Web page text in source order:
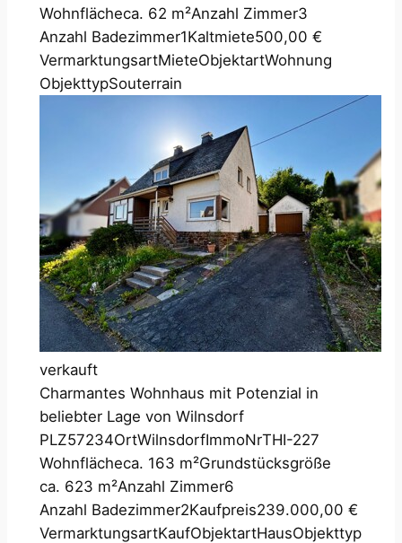
Wohnflächeca. 62 m²Anzahl Zimmer3
Anzahl Badezimmer1Kaltmiete500,00 €
VermarktungsartMieteObjektartWohnung
ObjekttypSouterrain
verkauft
Charmantes Wohnhaus mit Potenzial in
beliebter Lage von Wilnsdorf
PLZ57234OrtWilnsdorfImmoNrTHI-227
Wohnflächeca. 163 m²Grundstücksgröße
ca. 623 m²Anzahl Zimmer6
Anzahl Badezimmer2Kaufpreis239.000,00 €
VermarktungsartKaufObjektartHausObjekttyp